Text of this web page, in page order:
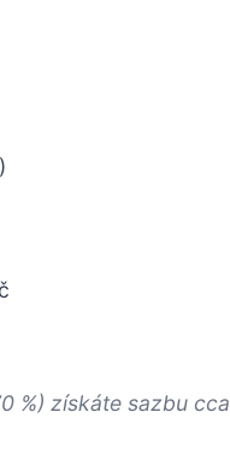
%) získáte sazbu cca